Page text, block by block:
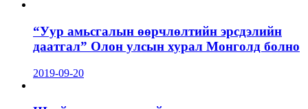
“Уур амьсгалын өөрчлөлтийн эрсдэлийн
даатгал” Олон улсын хурал Монголд болно
2019-09-20